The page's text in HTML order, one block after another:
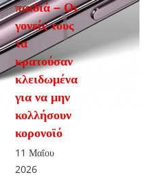
παιδιά – Οι
γονείς τους
τα
κρατούσαν
κλειδωμένα
για να μην
κολλήσουν
κορονοϊό
11 Μαΐου
2026